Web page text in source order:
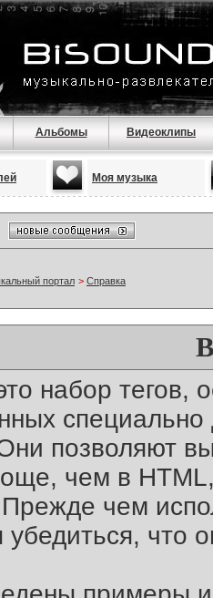
Альбомы Видеоклипы
Моя музыка
портал > Справка
набор тегов,
позволяют
чем в
чем
что